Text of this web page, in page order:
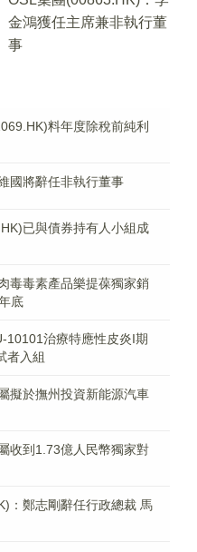
金鴻獲任主席兼非執行董
事
料年度除稅前純利
國將辭任非執行董事
已與債券持有人小組成
毒毒素產品樂提葆獨家銷
底
10101治療特應性皮炎I期
者入組
擬於撫州投資新能源汽車
收到1.73億人民幣獨家對
：鄭志剛辭任行政總裁 馬